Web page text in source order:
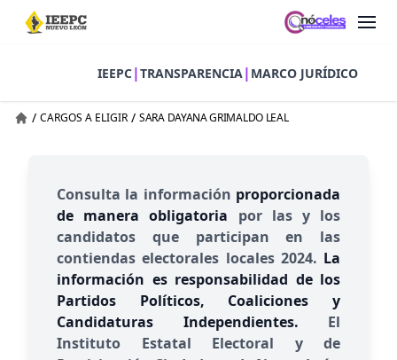
IEEPC|TRANSPARENCIA| MARCO JURÍDICO
/ CARGOS A ELIGIR / SARA DAYANA GRIMALDO LEAL
Consulta la información proporcionada
de manera obligatoria por las y los
candidatos que participan en las
contiendas electorales locales 2024. La
información es responsabilidad de los
Partidos Políticos, Coaliciones y
Candidaturas Independientes. El
Instituto Estatal Electoral y de